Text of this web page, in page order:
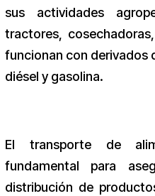
sus actividades
tractores,
funcionan con derivados
diésel y gasolina.
El transporte de
fundamental para
distribución de